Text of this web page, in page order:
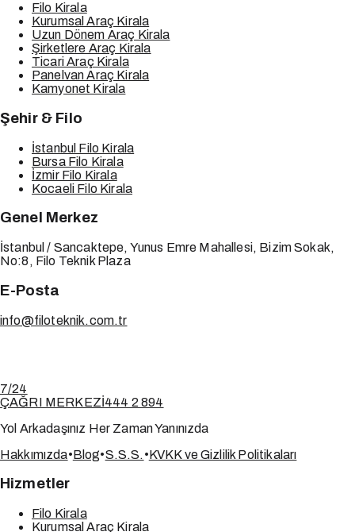
Filo Kirala
Kurumsal Araç Kirala
Uzun Dönem Araç Kirala
Şirketlere Araç Kirala
Ticari Araç Kirala
Panelvan Araç Kirala
Kamyonet Kirala
Şehir & Filo
İstanbul Filo Kirala
Bursa Filo Kirala
İzmir Filo Kirala
Kocaeli Filo Kirala
Genel Merkez
İstanbul / Sancaktepe, Yunus Emre Mahallesi, Bizim Sokak,
No:8, Filo Teknik Plaza
E-Posta
info@filoteknik.com.tr
7/24
ÇAĞRI MERKEZİ444 2 894
Yol Arkadaşınız Her Zaman Yanınızda
Hakkımızda•Blog•S.S.S. •KVKK ve Gizlilik Politikaları
Hizmetler
Filo Kirala
Kurumsal Araç Kirala